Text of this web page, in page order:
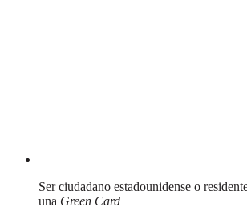
Ser ciudadano estadounidense o
una Green Card